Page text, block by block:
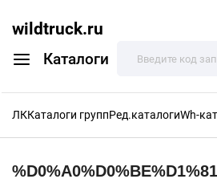
wildtruck.ru
Каталоги
ЛККаталоги группРед.каталогиWh-